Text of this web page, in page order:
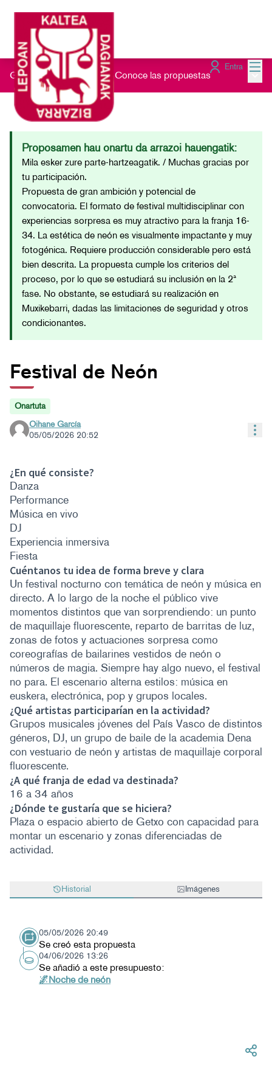
Entra
Gau Beltz Gaztea 2026/ Conoce las propuestas
Proposamen hau onartu da arrazoi hauengatik:
Mila esker zure parte-hartzeagatik. / Muchas gracias por
tu participación.
Propuesta de gran ambición y potencial de
convocatoria. El formato de festival multidisciplinar con
experiencias sorpresa es muy atractivo para la franja 16-
34. La estética de neón es visualmente impactante y muy
fotogénica. Requiere producción considerable pero está
bien descrita. La propuesta cumple los criterios del
proceso, por lo que se estudiará su inclusión en la 2ª
fase. No obstante, se estudiará su realización en
Muxikebarri, dadas las limitaciones de seguridad y otros
condicionantes.
Festival de Neón
Onartuta
Oihane García
05/05/2026 20:52
¿En qué consiste?
Danza
Performance
Música en vivo
DJ
Experiencia inmersiva
Fiesta
Cuéntanos tu idea de forma breve y clara
Un festival nocturno con temática de neón y música en
directo. A lo largo de la noche el público vive
momentos distintos que van sorprendiendo: un punto
de maquillaje fluorescente, reparto de barritas de luz,
zonas de fotos y actuaciones sorpresa como
coreografías de bailarines vestidos de neón o
números de magia. Siempre hay algo nuevo, el festival
no para. El escenario alterna estilos: música en
euskera, electrónica, pop y grupos locales.
¿Qué artistas participarían en la actividad?
Grupos musicales jóvenes del País Vasco de distintos
géneros, DJ, un grupo de baile de la academia Dena
con vestuario de neón y artistas de maquillaje corporal
fluorescente.
¿A qué franja de edad va destinada?
16 a 34 años
¿Dónde te gustaría que se hiciera?
Plaza o espacio abierto de Getxo con capacidad para
montar un escenario y zonas diferenciadas de
actividad.
Historial Imágenes
05/05/2026 20:49
Se creó esta propuesta
04/06/2026 13:26
Se añadió a este presupuesto:
🌌Noche de neón